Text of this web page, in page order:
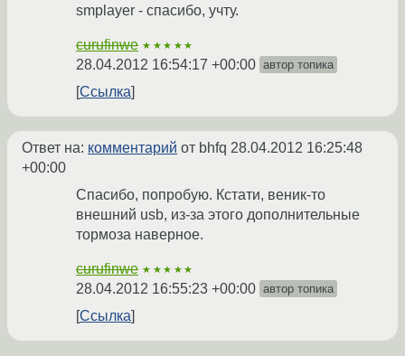
smplayer - спасибо, учту.
curufinwe ★★★★★
28.04.2012 16:54:17 +00:00 автор топика
Ссылка
Ответ на: комментарий от bhfq 28.04.2012 16:25:48
+00:00
Спасибо, попробую. Кстати, веник-то
внешний usb, из-за этого дополнительные
тормоза наверное.
curufinwe ★★★★★
28.04.2012 16:55:23 +00:00 автор топика
Ссылка